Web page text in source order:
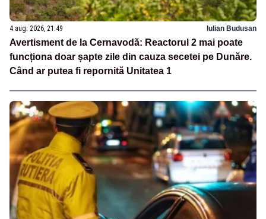
4 aug. 2026, 21:49 Iulian Budusan
Avertisment de la Cernavodă: Reactorul 2 mai poate
funcționa doar șapte zile din cauza secetei pe Dunăre.
Când ar putea fi repornită Unitatea 1